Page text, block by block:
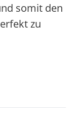
somit den
zu